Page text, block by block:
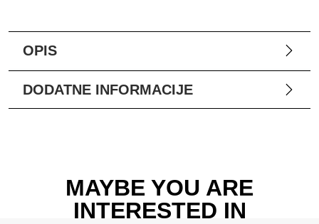
OPIS
DODATNE INFORMACIJE
MAYBE YOU ARE
INTERESTED IN